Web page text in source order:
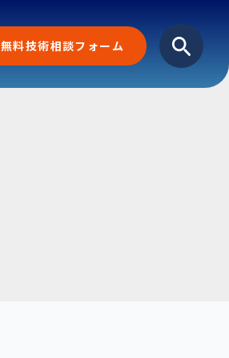
無料技術相談フォーム